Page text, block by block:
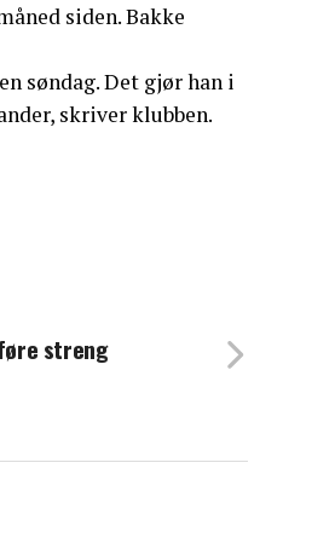
siden. Bakke
søndag. Det gjør han i
skriver klubben.
streng